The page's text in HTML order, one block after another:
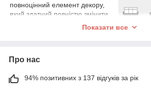
повноцінний елемент декору,
який здатний повністю змінити
сприйняття кімнати. Завдяки
підлогу від зносу.
Чому варто замовити килим
саме у нас:
Показати все
Про нас
94% позитивних з 137 відгуків за рік